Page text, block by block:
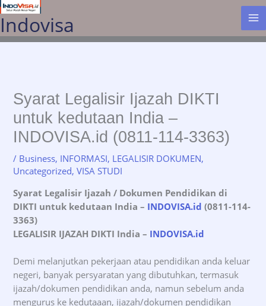
Lewati
ke
konten
Indovisa
Syarat Legalisir Ijazah DIKTI
untuk kedutaan India –
INDOVISA.id (0811-114-3363)
/ Business, INFORMASI, LEGALISIR DOKUMEN,
Uncategorized,VISA STUDI
Syarat Legalisir Ijazah / Dokumen Pendidikan di
DIKTI untuk kedutaan India– INDOVISA.id (0811-114-
3363)
LEGALISIR IJAZAH DIKTI India – INDOVISA.id
Demi melanjutkan pekerjaan atau pendidikan anda keluar
negeri, banyak persyaratan yang dibutuhkan, termasuk
ijazah/dokumen pendidikan anda, namun sebelum anda
mengurus ke kedutaaan, ijazah/dokumen pendidikan